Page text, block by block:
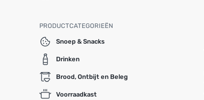
PRODUCTCATEGORIEËN
Snoep & Snacks
Drinken
Brood, Ontbijt en Beleg
Voorraadkast